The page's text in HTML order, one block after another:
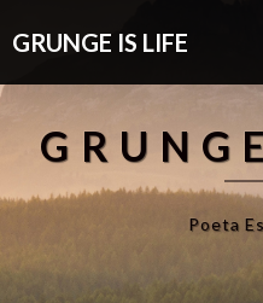
GRUNGE IS LIFE
Poeta